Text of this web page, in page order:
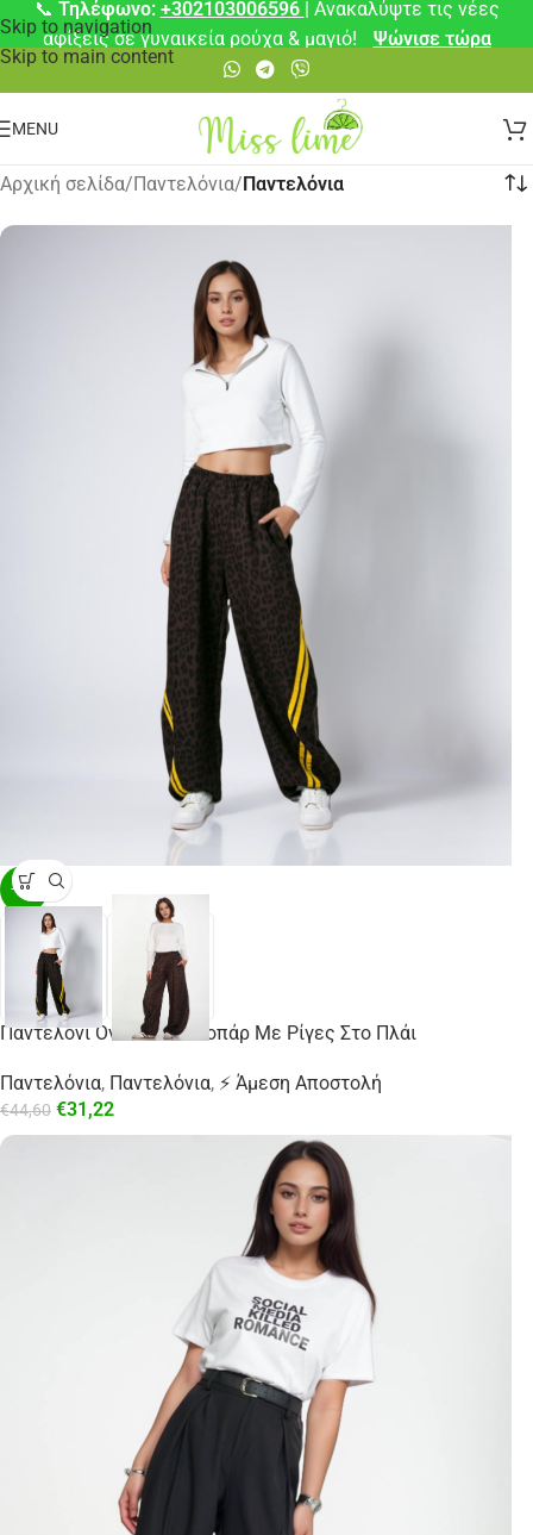
Skip to navigation
Skip to main content
📞 Τηλέφωνο: +302103006596 | Ανακαλύψτε τις νέες
αφίξεις σε γυναικεία ρούχα & μαγιό!
Ψώνισε τώρα
MENU
Αρχική σελίδα/Παντελόνια/Παντελόνια
-30%
Παντελόνι Οversized Λεοπάρ Με Ρίγες Στο Πλάι
Παντελόνια, Παντελόνια, ⚡ Άμεση Αποστολή
€44,60 €31,22